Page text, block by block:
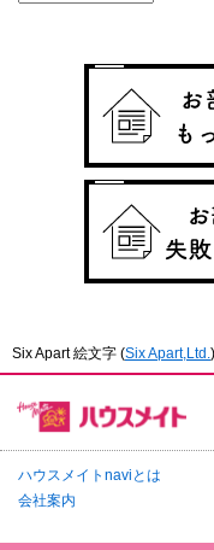
Six Apart 絵文字 (Six Apart,Ltd.
ハウスメイトnaviとは
会社案内